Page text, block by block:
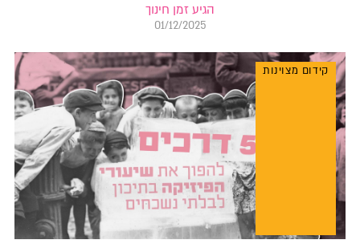
הגיע זמן חינוך
01/12/2025
קידום מצוינות